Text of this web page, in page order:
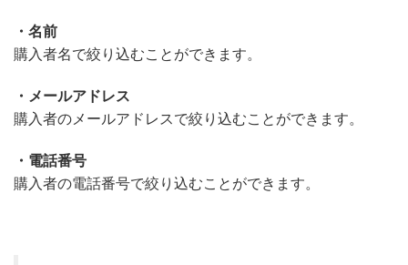
・名前
購入者名で絞り込むことができます。
・メールアドレス
購入者のメールアドレスで絞り込むことができます。
・電話番号
購入者の電話番号で絞り込むことができます。